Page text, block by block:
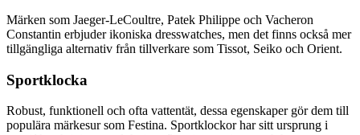
Märken som Jaeger-LeCoultre, Patek Philippe och Vacheron
Constantin erbjuder ikoniska dresswatches, men det finns också mer
tillgängliga alternativ från tillverkare som Tissot, Seiko och Orient.
Sportklocka
Robust, funktionell och ofta vattentät, dessa egenskaper gör dem till
populära märkesur som Festina. Sportklockor har sitt ursprung i